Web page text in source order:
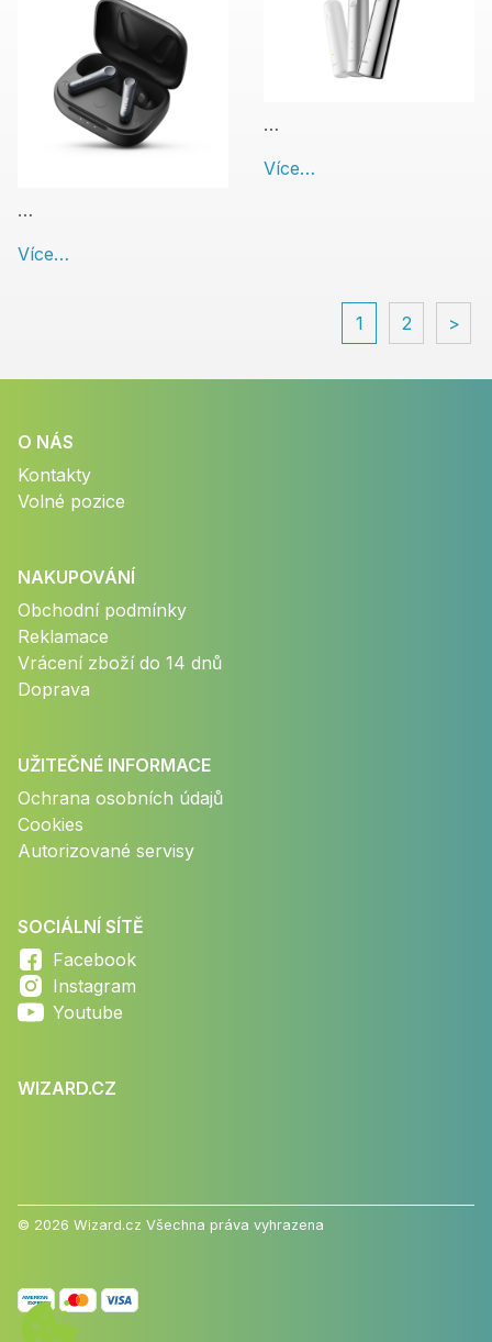
…
Více…
…
Více…
1 2 >
O NÁS
Kontakty
Volné pozice
NAKUPOVÁNÍ
Obchodní podmínky
Reklamace
Vrácení zboží do 14 dnů
Doprava
UŽITEČNÉ INFORMACE
Ochrana osobních údajů
Cookies
Autorizované servisy
SOCIÁLNÍ SÍTĚ
Facebook
Instagram
Youtube
WIZARD.CZ
© 2026 Wizard.cz Všechna práva vyhrazena